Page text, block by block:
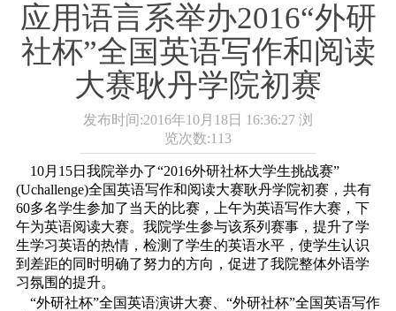
应用语言系举办2016“外研
社杯”全国英语写作和阅读
大赛耿丹学院初赛
发布时间:2016年10月18日 16:36:27 浏
览次数:113
10月15日我院举办了“2016外研社杯大学生挑战赛”
(Uchallenge)全国英语写作和阅读大赛耿丹学院初赛，共有
60多名学生参加了当天的比赛，上午为英语写作大赛，下
午为英语阅读大赛。我院学生参与该系列赛事，提升了学
生学习英语的热情，检测了学生的英语水平，使学生认识
到差距的同时明确了努力的方向，促进了我院整体外语学
习氛围的提升。
“外研社杯”全国英语演讲大赛、“外研社杯”全国英语写作